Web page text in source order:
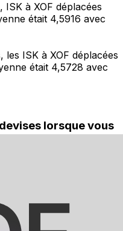
à XOF déplacées
était 4,5916 avec
ISK à XOF déplacées
était 4,5728 avec
lorsque vous
et transférez de
Téléchargez